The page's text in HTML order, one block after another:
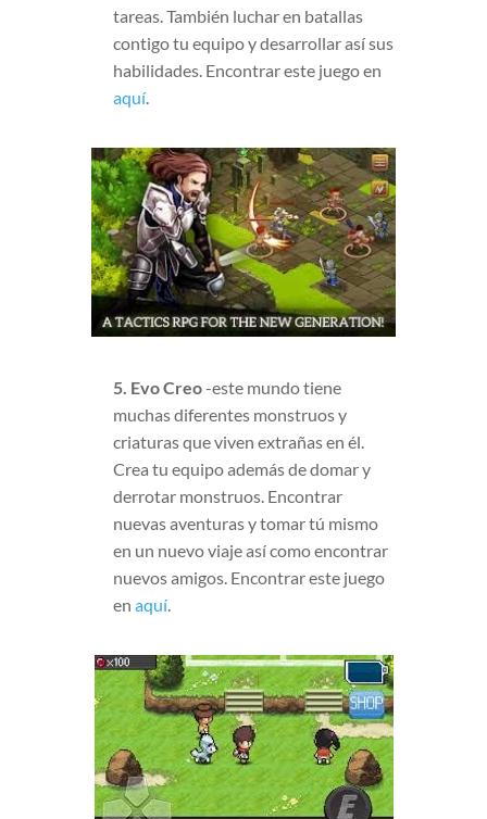
tareas. También luchar en batallas
contigo tu equipo y desarrollar así sus
habilidades. Encontrar este juego en
aquí
5. Evo Creo-este mundo tiene
muchas diferentes monstruos y
criaturas que viven extrañas en él.
Crea tu equipo además de domar y
derrotar monstruos. Encontrar
nuevas aventuras y tomar tú mismo
en un nuevo viaje así como encontrar
nuevos amigos. Encontrar este juego
en aquí.